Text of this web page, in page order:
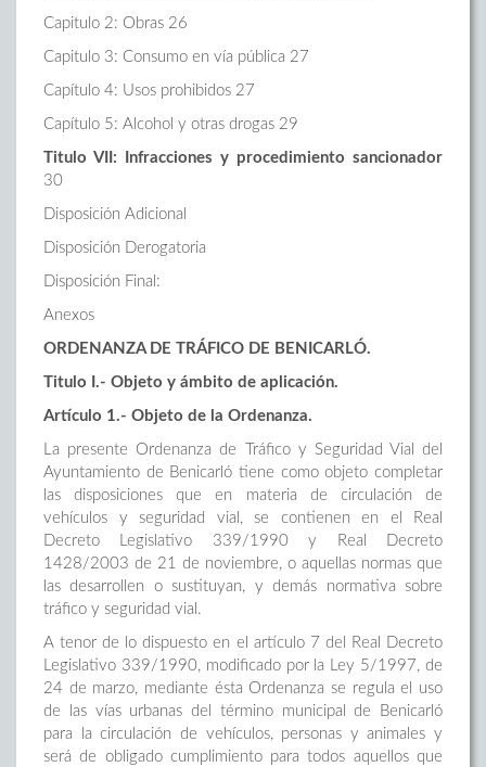
Capitulo 2: Obras 26
Capitulo 3: Consumo en vía pública 27
Capítulo 4: Usos prohibidos 27
Capítulo 5: Alcohol y otras drogas 29
Titulo VII: Infracciones y procedimiento sancionador
30
Disposición Adicional
Disposición Derogatoria
Disposición Final:
Anexos
ORDENANZA DE TRÁFICO DE BENICARLÓ.
Titulo I.- Objeto y ámbito de aplicación.
Artículo 1.- Objeto de la Ordenanza.
La presente Ordenanza de Tráfico y Seguridad Vial del
Ayuntamiento de Benicarló tiene como objeto completar
las disposiciones que en materia de circulación de
vehículos y seguridad vial, se contienen en el Real
Decreto Legislativo 339/1990 y Real Decreto
1428/2003 de 21 de noviembre, o aquellas normas que
las desarrollen o sustituyan, y demás normativa sobre
tráfico y seguridad vial.
A tenor de lo dispuesto en el artículo 7 del Real Decreto
Legislativo 339/1990, modificado por la Ley 5/1997, de
24 de marzo, mediante ésta Ordenanza se regula el uso
de las vías urbanas del término municipal de Benicarló
para la circulación de vehículos, personas y animales y
será de obligado cumplimiento para todos aquellos que